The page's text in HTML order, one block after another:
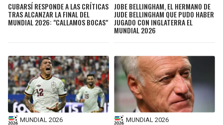
CUBARSÍ RESPONDE A LAS CRÍTICAS
TRAS ALCANZAR LA FINAL DEL
MUNDIAL 2026: "CALLAMOS BOCAS"
JOBE BELLINGHAM, EL HERMANO DE
JUDE BELLINGHAM QUE PUDO HABER
JUGADO CON INGLATERRA EL
MUNDIAL 2026
MUNDIAL 2026 MUNDIAL 2026